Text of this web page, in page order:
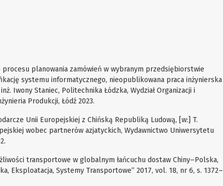
procesu planowania zamówień w wybranym przedsiębiorstwie
systemu informatycznego, nieopublikowana praca inżynierska
Iwony Staniec, Politechnika Łódzka, Wydział Organizacji i
Produkcji, Łódź 2023.
Unii Europejskiej z Chińską Republiką Ludową, [w:] T.
wobec partnerów azjatyckich, Wydawnictwo Uniwersytetu
transportowe w globalnym łańcuchu dostaw Chiny–Polska,
Eksploatacja, Systemy Transportowe” 2017, vol. 18, nr 6, s. 1372–